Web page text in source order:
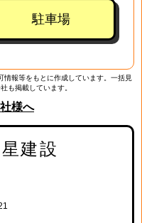
駐車場
報等をもとに作成しています。一括見
も掲載しています。
様へ
建設